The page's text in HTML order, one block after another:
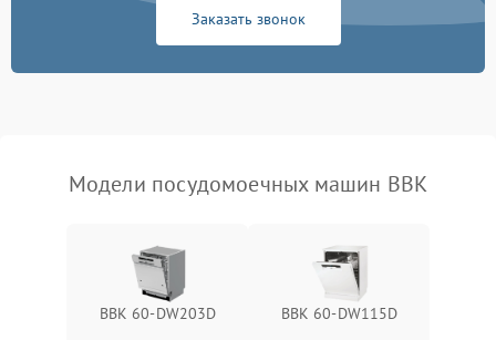
Заказать звонок
Модели посудомоечных машин BBK
BBK 60-DW203D BBK 60-DW115D